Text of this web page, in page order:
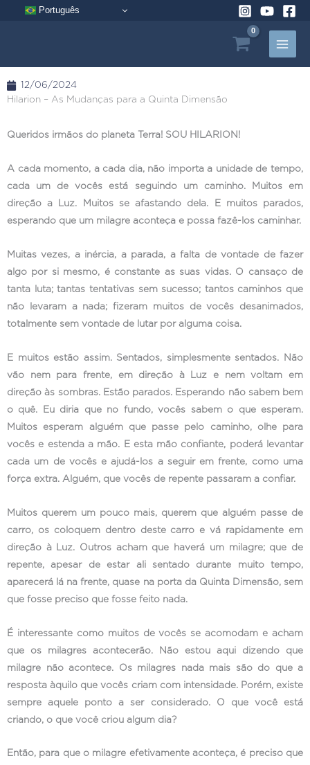
Português
12/06/2024
Hilarion – As Mudanças para a Quinta Dimensão
Queridos irmãos do planeta Terra! SOU HILARION!
A cada momento, a cada dia, não importa a unidade de tempo,
cada um de vocês está seguindo um caminho. Muitos em
direção a Luz. Muitos se afastando dela. E muitos parados,
esperando que um milagre aconteça e possa fazê-los caminhar.
Muitas vezes, a inércia, a parada, a falta de vontade de fazer
algo por si mesmo, é constante as suas vidas. O cansaço de
tanta luta; tantas tentativas sem sucesso; tantos caminhos que
não levaram a nada; fizeram muitos de vocês desanimados,
totalmente sem vontade de lutar por alguma coisa.
E muitos estão assim. Sentados, simplesmente sentados. Não
vão nem para frente, em direção à Luz e nem voltam em
direção às sombras. Estão parados. Esperando não sabem bem
o quê. Eu diria que no fundo, vocês sabem o que esperam.
Muitos esperam alguém que passe pelo caminho, olhe para
vocês e estenda a mão. E esta mão confiante, poderá levantar
cada um de vocês e ajudá-los a seguir em frente, como uma
força extra. Alguém, que vocês de repente passaram a confiar.
Muitos querem um pouco mais, querem que alguém passe de
carro, os coloquem dentro deste carro e vá rapidamente em
direção à Luz. Outros acham que haverá um milagre; que de
repente, apesar de estar ali sentado durante muito tempo,
aparecerá lá na frente, quase na porta da Quinta Dimensão, sem
que fosse preciso que fosse feito nada.
É interessante como muitos de vocês se acomodam e acham
que os milagres acontecerão. Não estou aqui dizendo que
milagre não acontece. Os milagres nada mais são do que a
resposta àquilo que vocês criam com intensidade. Porém, existe
sempre aquele ponto a ser considerado. O que você está
criando, o que você criou algum dia?
Então, para que o milagre efetivamente aconteça, é preciso que